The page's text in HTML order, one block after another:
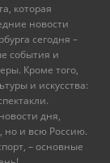
которая
новости
сегодня –
события и
Кроме того,
и искусства:
дня,
но и всю Россию.
– основные